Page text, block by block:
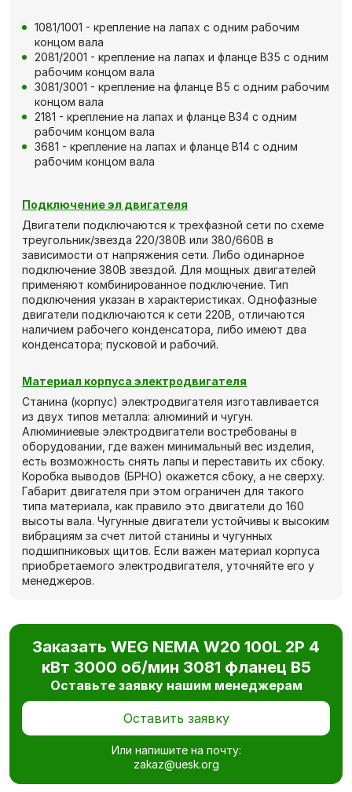
1081/1001 - крепление на лапах с одним рабочим
концом вала
2081/2001 - крепление на лапах и фланце В35 с одним
рабочим концом вала
3081/3001 - крепление на фланце В5 с одним рабочим
концом вала
2181 - крепление на лапах и фланце В34 с одним
рабочим концом вала
3681 - крепление на лапах и фланце В14 с одним
рабочим концом вала
Подключение эл двигателя
Двигатели подключаются к трехфазной сети по схеме
треугольник/звезда 220/380В или 380/660В в
зависимости от напряжения сети. Либо одинарное
подключение 380В звездой. Для мощных двигателей
применяют комбинированное подключение. Тип
подключения указан в характеристиках. Однофазные
двигатели подключаются к сети 220В, отличаются
наличием рабочего конденсатора, либо имеют два
конденсатора; пусковой и рабочий.
Материал корпуса электродвигателя
Станина (корпус) электродвигателя изготавливается
из двух типов металла: алюминий и чугун.
Алюминиевые электродвигатели востребованы в
оборудовании, где важен минимальный вес изделия,
есть возможность снять лапы и переставить их сбоку.
Коробка выводов (БРНО) окажется сбоку, а не сверху.
Габарит двигателя при этом ограничен для такого
типа материала, как правило это двигатели до 160
высоты вала. Чугунные двигатели устойчивы к высоким
вибрациям за счет литой станины и чугунных
подшипниковых щитов. Если важен материал корпуса
приобретаемого электродвигателя, уточняйте его у
менеджеров.
Заказать WEG NEMA W20 100L 2P 4
кВт 3000 об/мин 3081 фланец В5
Оставьте заявку нашим менеджерам
Оставить заявку
Или напишите на почту:
zakaz@uesk.org